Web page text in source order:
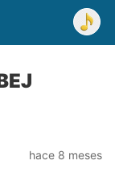
hace 8 meses